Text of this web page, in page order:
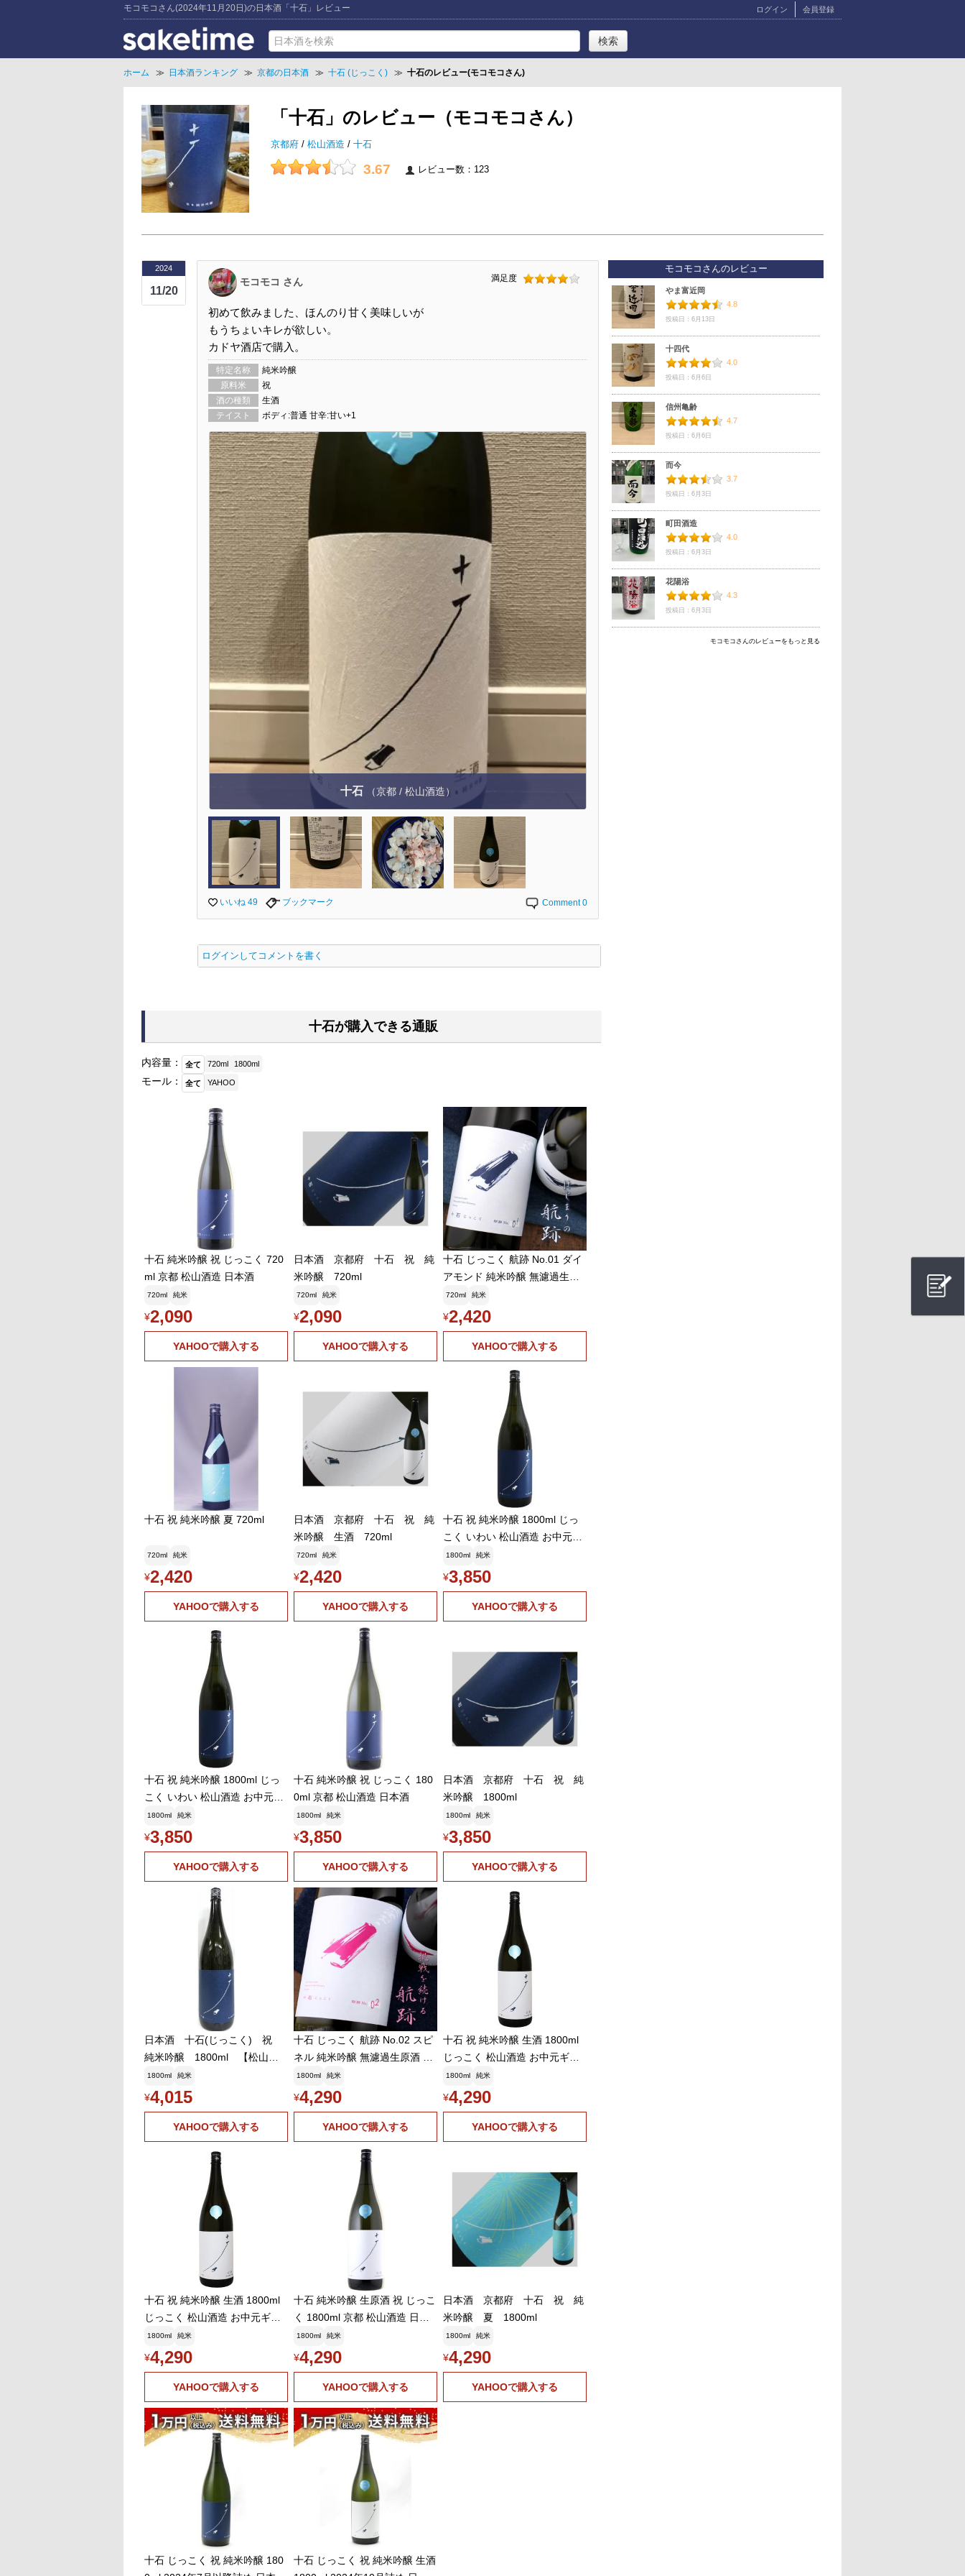
モコモコさん(2024年11月20日)の日本酒「十石」レビュー ログイン 会員登録
ホーム ≫ 日本酒ランキング ≫ 京都の日本酒 ≫ 十石 (じっこく) ≫ 十石のレビュー(モコモコさん)
「十石」のレビュー（モコモコさん）
京都府 / 松山酒造 / 十石
3.67 レビュー数：123
2024
11/20
モコモコ さん 満足度
初めて飲みました、ほんのり甘く美味しいが
もうちょいキレが欲しい。
カドヤ酒店で購入。
特定名称
純米吟醸
原料米
祝
酒の種類
生酒
テイスト
ボディ:普通 甘辛:甘い+1
十石 （京都 / 松山酒造）
いいね 49 ブックマーク Comment 0
ログインしてコメントを書く
モコモコさんのレビュー
やま富近岡
4.8
投稿日：6月13日
十四代
4.0
投稿日：6月6日
信州亀齢
4.7
投稿日：6月6日
而今
3.7
投稿日：6月3日
町田酒造
4.0
投稿日：6月3日
花陽浴
4.3
投稿日：6月3日
モコモコさんのレビューをもっと見る
十石が購入できる通販
内容量： 全て 720ml 1800ml
モール： 全て YAHOO
十石 純米吟醸 祝 じっこく 720
ml 京都 松山酒造 日本酒
720ml 純米
¥2,090
YAHOOで購入する
日本酒 京都府 十石 祝 純
米吟醸 720ml
720ml 純米
¥2,090
YAHOOで購入する
十石 じっこく 航跡 No.01 ダイ
アモンド 純米吟醸 無濾過生原
酒 祝 720ml 京都 松山酒造
720ml 純米
¥2,420
YAHOOで購入する
十石 祝 純米吟醸 夏 720ml
720ml 純米
¥2,420
YAHOOで購入する
日本酒 京都府 十石 祝 純
米吟醸 生酒 720ml
720ml 純米
¥2,420
YAHOOで購入する
十石 祝 純米吟醸 1800ml じっ
こく いわい 松山酒造 お中元ギ
フト
1800ml 純米
¥3,850
YAHOOで購入する
十石 祝 純米吟醸 1800ml じっ
こく いわい 松山酒造 お中元ギ
フト
1800ml 純米
¥3,850
YAHOOで購入する
十石 純米吟醸 祝 じっこく 180
0ml 京都 松山酒造 日本酒
1800ml 純米
¥3,850
YAHOOで購入する
日本酒 京都府 十石 祝 純
米吟醸 1800ml
1800ml 純米
¥3,850
YAHOOで購入する
日本酒 十石(じっこく) 祝
純米吟醸 1800ml 【松山酒
造】
1800ml 純米
¥4,015
YAHOOで購入する
十石 じっこく 航跡 No.02 スピ
ネル 純米吟醸 無濾過生原酒 祝
1800ml 京都 松山酒造
1800ml 純米
¥4,290
YAHOOで購入する
十石 祝 純米吟醸 生酒 1800ml
じっこく 松山酒造 お中元ギフ
ト
1800ml 純米
¥4,290
YAHOOで購入する
十石 祝 純米吟醸 生酒 1800ml
じっこく 松山酒造 お中元ギフ
ト
1800ml 純米
¥4,290
YAHOOで購入する
十石 純米吟醸 生原酒 祝 じっこ
く 1800ml 京都 松山酒造 日本
酒
1800ml 純米
¥4,290
YAHOOで購入する
日本酒 京都府 十石 祝 純
米吟醸 夏 1800ml
1800ml 純米
¥4,290
YAHOOで購入する
十石 じっこく 祝 純米吟醸 180
十石 じっこく 祝 純米吟醸 生酒